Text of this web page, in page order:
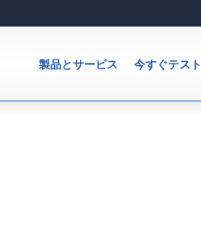
今すぐテスト
製品とサービス